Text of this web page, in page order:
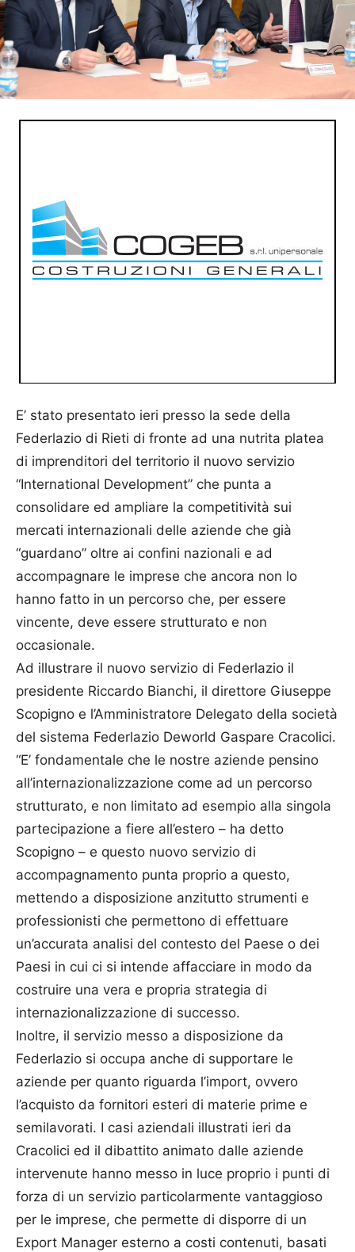
E’ stato presentato ieri presso la sede della
Federlazio di Rieti di fronte ad una nutrita platea
di imprenditori del territorio il nuovo servizio
“International Development” che punta a
consolidare ed ampliare la competitività sui
mercati internazionali delle aziende che già
“guardano” oltre ai confini nazionali e ad
accompagnare le imprese che ancora non lo
hanno fatto in un percorso che, per essere
vincente, deve essere strutturato e non
occasionale.
Ad illustrare il nuovo servizio di Federlazio il
presidente Riccardo Bianchi, il direttore Giuseppe
Scopigno e l’Amministratore Delegato della società
del sistema Federlazio Deworld Gaspare Cracolici.
“E’ fondamentale che le nostre aziende pensino
all’internazionalizzazione come ad un percorso
strutturato, e non limitato ad esempio alla singola
partecipazione a fiere all’estero – ha detto
Scopigno – e questo nuovo servizio di
accompagnamento punta proprio a questo,
mettendo a disposizione anzitutto strumenti e
professionisti che permettono di effettuare
un’accurata analisi del contesto del Paese o dei
Paesi in cui ci si intende affacciare in modo da
costruire una vera e propria strategia di
internazionalizzazione di successo.
Inoltre, il servizio messo a disposizione da
Federlazio si occupa anche di supportare le
aziende per quanto riguarda l’import, ovvero
l’acquisto da fornitori esteri di materie prime e
semilavorati. I casi aziendali illustrati ieri da
Cracolici ed il dibattito animato dalle aziende
intervenute hanno messo in luce proprio i punti di
forza di un servizio particolarmente vantaggioso
per le imprese, che permette di disporre di un
Export Manager esterno a costi contenuti, basati